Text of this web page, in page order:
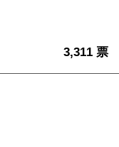
3,311 票